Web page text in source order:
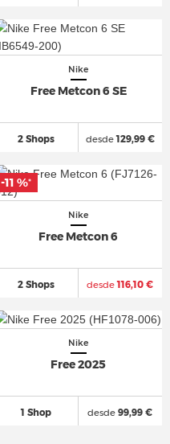
Nike
Free Metcon 6 SE
2 Shops desde129,99 €
Nike
Free Metcon 6
2 Shops desde116,10 €
-11 %*
Nike
Free 2025
1 Shop desde 99,99 €